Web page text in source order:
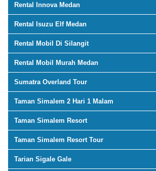
Rental Innova Medan
Rental Isuzu Elf Medan
Rental Mobil Di Silangit
Rental Mobil Murah Medan
Sumatra Overland Tour
Taman Simalem 2 Hari 1 Malam
Taman Simalem Resort
Taman Simalem Resort Tour
Tarian Sigale Gale